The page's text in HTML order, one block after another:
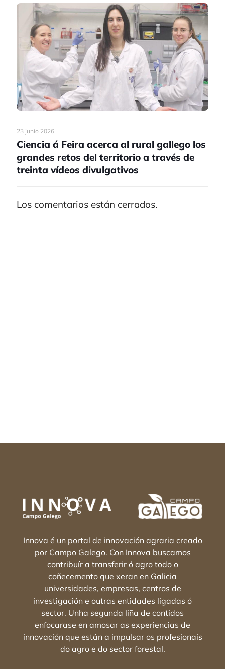
23 junio 2026
Ciencia á Feira acerca al rural gallego los
grandes retos del territorio a través de
treinta vídeos divulgativos
Los comentarios están cerrados.
Innova é un portal de innovación agraria creado
por Campo Galego. Con Innova buscamos
contribuír a transferir ó agro todo o
coñecemento que xeran en Galicia
universidades, empresas, centros de
investigación e outras entidades ligadas ó
sector. Unha segunda liña de contidos
enfocarase en amosar as experiencias de
innovación que están a impulsar os profesionais
do agro e do sector forestal.